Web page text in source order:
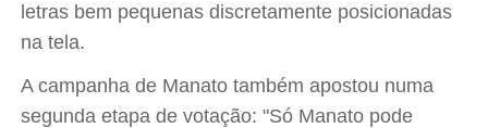
letras bem pequenas discretamente posicionadas
na tela.
A campanha de Manato também apostou numa
segunda etapa de votação: "Só Manato pode